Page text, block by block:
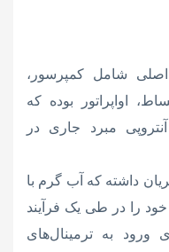
هوا خنک دارای 5 جز اصلی شامل کمپرسور،
اواپراتور بوده که
مبرد جاری در
داشته که آب گرم با
را در طی یک فرآیند
به ترمینال‌های